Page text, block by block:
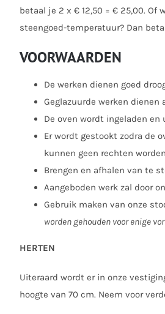
betaal je 2 x € 12,50 = € 25,00.
steengoed-temperatuur? Dan
VOORWAARDEN
De werken dienen goed
Geglazuurde werken
De oven wordt ingeladen en
Er wordt gestookt zodra de
kunnen geen rechten
Brengen en afhalen van te
Aangeboden werk zal door
Gebruik maken van onze
worden gehouden voor enige
HERTEN
Uiteraard wordt er in onze
hoogte van 70 cm. Neem voor